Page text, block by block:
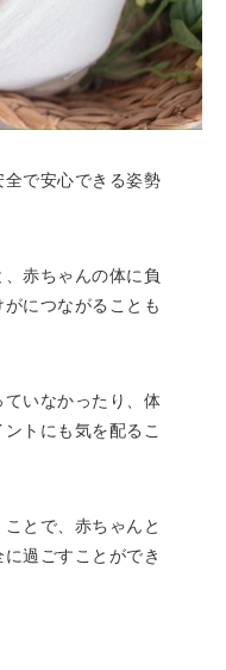
で安心できる姿勢
赤ちゃんの体に負
につながることも
いなかったり、体
トにも気を配るこ
とで、赤ちゃんと
過ごすことができ